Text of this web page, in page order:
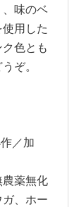
味のベ
用した
色とも
ぞ。
／加
薬無化
、ホー